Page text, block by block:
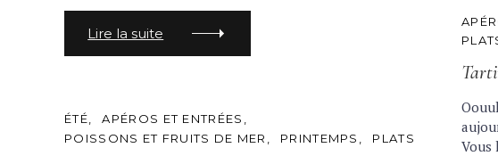
Lire la suite
C
A
T
G
R
I
E
S
Vous
C
A
T
ÉTÉ
APÉROS ET ENTRÉES
POISSONS ET FRUITS DE MER
PRINTEMPS PLATS
c
h
f
: